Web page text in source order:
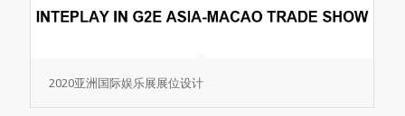
2020亚洲国际娱乐展展位设计